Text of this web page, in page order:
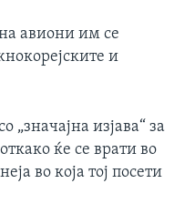
авиони им се
и
„значајна изјава“ за
ќе се врати во
во која тој посети